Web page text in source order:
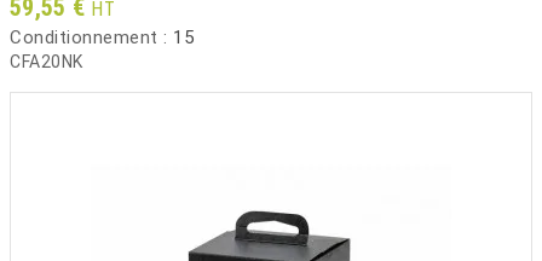
Prix
59,55 € HT
Conditionnement : 15
CFA20NK